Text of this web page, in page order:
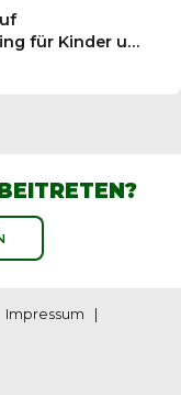
für Kinder und
Impressum